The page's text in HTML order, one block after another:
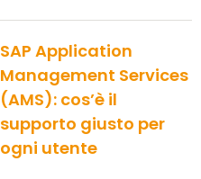
SAP Application
Management Services
(AMS): cos’è il
supporto giusto per
ogni utente